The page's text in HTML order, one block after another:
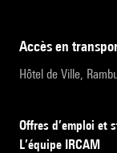
accès en
Hôtel de Ville,
Offres d’emploi et
L’équipe IRCAM